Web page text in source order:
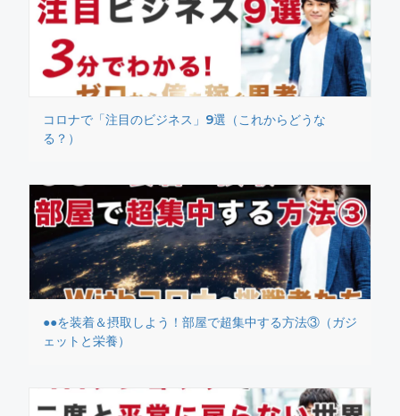
コロナで「注目のビジネス」9選（これからどうな
る？）
●●を装着＆摂取しよう！部屋で超集中する方法③（ガジ
ェットと栄養）